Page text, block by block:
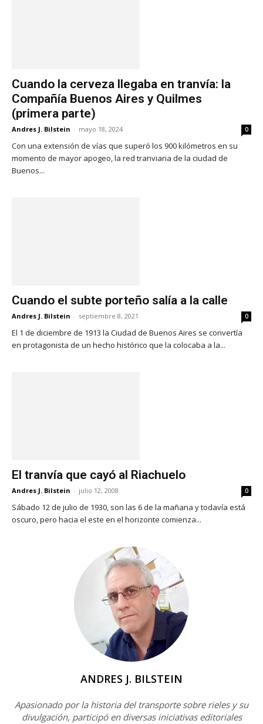
Cuando la cerveza llegaba en tranvía: la
Compañía Buenos Aires y Quilmes
(primera parte)
Andres J. Bilstein - mayo 18, 2024 0
Con una extensión de vías que superó los 900 kilómetros en su
momento de mayor apogeo, la red tranviaria de la ciudad de
Buenos...
Cuando el subte porteño salía a la calle
Andres J. Bilstein - septiembre 8, 2021 0
El 1 de diciembre de 1913 la Ciudad de Buenos Aires se convertía
en protagonista de un hecho histórico que la colocaba a la...
El tranvía que cayó al Riachuelo
Andres J. Bilstein - julio 12, 2008 0
Sábado 12 de julio de 1930, son las 6 de la mañana y todavía está
oscuro, pero hacia el este en el horizonte comienza...
ANDRES J. BILSTEIN
Apasionado por la historia del transporte sobre rieles y su
divulgación, participó en diversas iniciativas editoriales